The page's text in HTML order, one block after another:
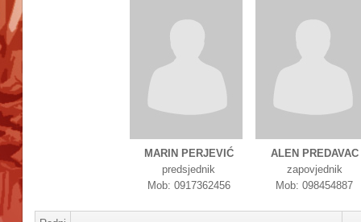
MARIN PERJEVIĆ
predsjednik
Mob: 0917362456
ALEN PREDAVAC
zapovjednik
Mob: 098454887